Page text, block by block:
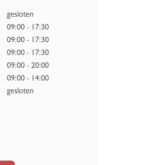
gesloten
09:00 - 17:30
09:00 - 17:30
09:00 - 17:30
09:00 - 20:00
09:00 - 14:00
gesloten